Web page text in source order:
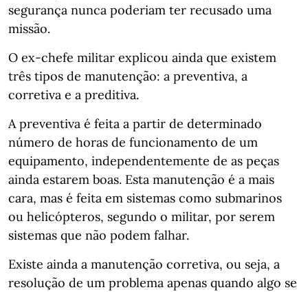
segurança nunca poderiam ter recusado uma
missão.
O ex-chefe militar explicou ainda que existem
três tipos de manutenção: a preventiva, a
corretiva e a preditiva.
A preventiva é feita a partir de determinado
número de horas de funcionamento de um
equipamento, independentemente de as peças
ainda estarem boas. Esta manutenção é a mais
cara, mas é feita em sistemas como submarinos
ou helicópteros, segundo o militar, por serem
sistemas que não podem falhar.
Existe ainda a manutenção corretiva, ou seja, a
resolução de um problema apenas quando algo se